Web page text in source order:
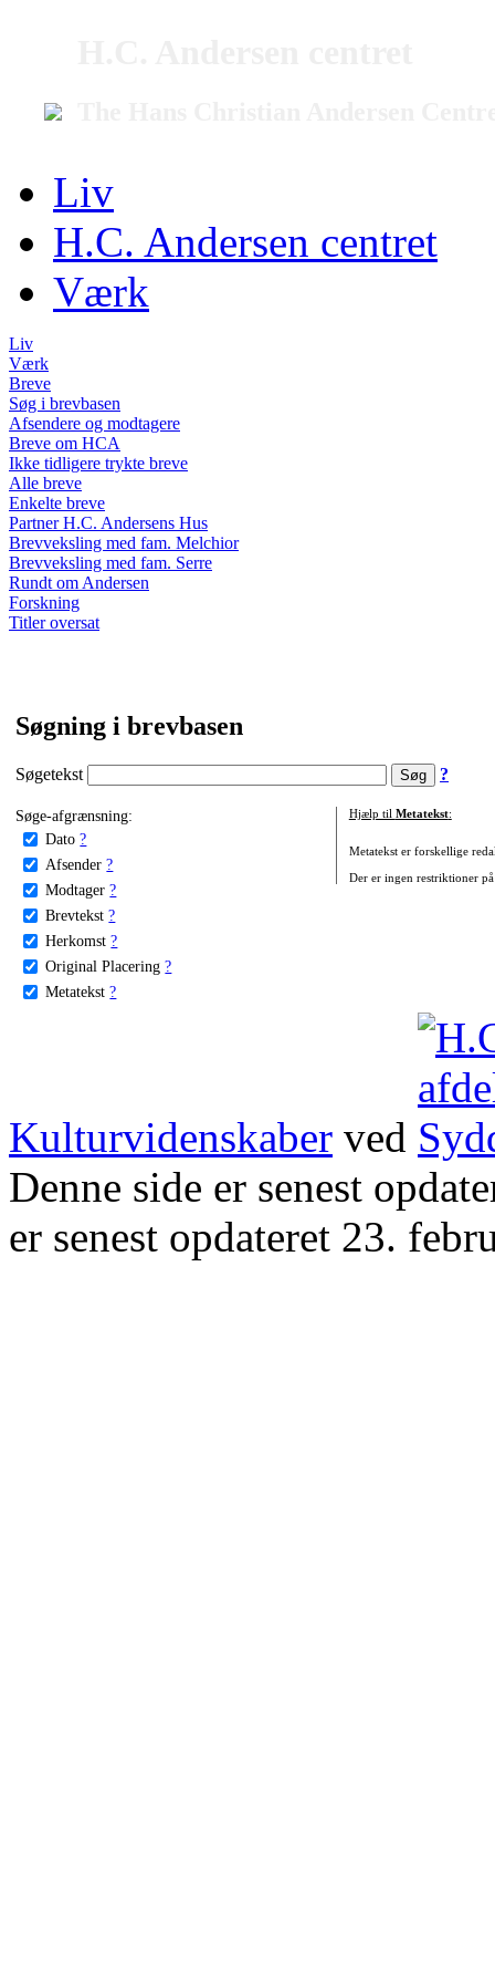
Liv
H.C. Andersen centret
Værk
Liv
Værk
Breve
Søg i brevbasen
Afsendere og modtagere
Breve om HCA
Ikke tidligere trykte breve
Alle breve
Enkelte breve
Partner H.C. Andersens Hus
Brevveksling med fam. Melchior
Brevveksling med fam. Serre
Rundt om Andersen
Forskning
Titler oversat
Søgning i brevbasen
Søgetekst ?
Søge-afgrænsning:
Dato ?
Afsender ?
Modtager ?
Brevtekst ?
Herkomst ?
Original Placering ?
Metatekst ?
Hjælp til Metatekst:
Metatekst er forskellige
Der er ingen restriktioner
Kulturvidenskaber ved
Denne side er senest
er senest opdateret 23.